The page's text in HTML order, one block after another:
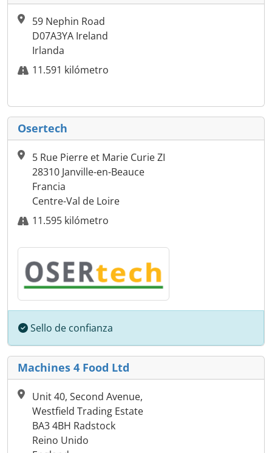
59 Nephin Road
D07A3YA Ireland
Irlanda
11.591 kilómetro
Osertech
5 Rue Pierre et Marie Curie ZI
28310 Janville-en-Beauce
Francia
Centre-Val de Loire
11.595 kilómetro
Sello de confianza
Machines 4 Food Ltd
Unit 40, Second Avenue,
Westfield Trading Estate
BA3 4BH Radstock
Reino Unido